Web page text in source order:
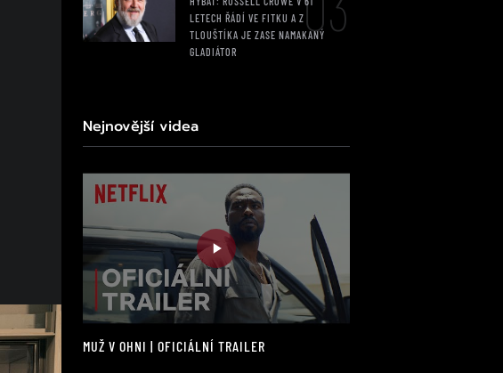
LETECH ŘÁDÍ VE FITKU A Z
TLOUŠTÍKA JE ZASE NAMAKANÝ
GLADIÁTOR
Nejnovější videa
MUŽ V OHNI | OFICIÁLNÍ TRAILER